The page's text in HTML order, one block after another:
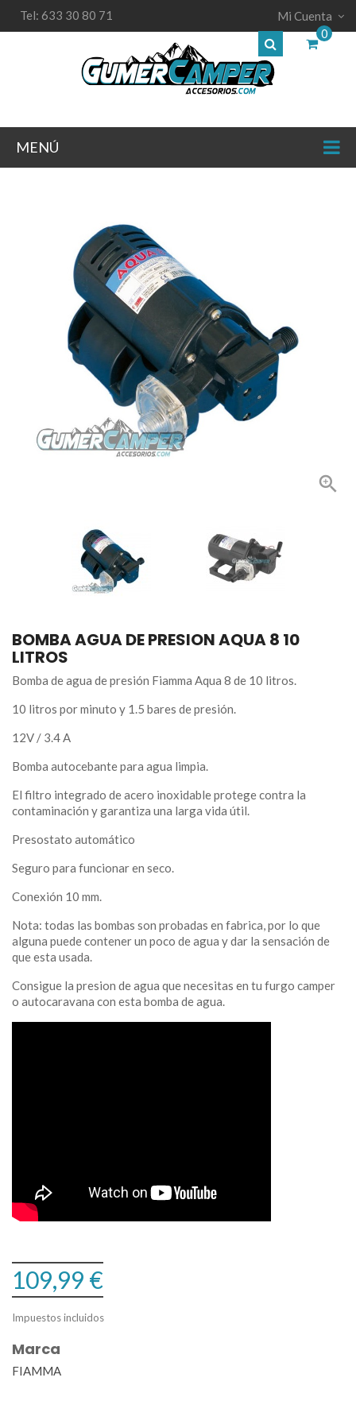
Tel: 633 30 80 71
Mi Cuenta
0
MENÚ

BOMBA AGUA DE PRESION AQUA 8 10
LITROS
Bomba de agua de presión Fiamma Aqua 8 de 10 litros.
10 litros por minuto y 1.5 bares de presión.
12V / 3.4 A
Bomba autocebante para agua limpia.
El filtro integrado de acero inoxidable protege contra la
contaminación y garantiza una larga vida útil.
Presostato automático
Seguro para funcionar en seco.
Conexión 10 mm.
Nota: todas las bombas son probadas en fabrica, por lo que
alguna puede contener un poco de agua y dar la sensación de
que esta usada.
Consigue la presion de agua que necesitas en tu furgo camper
o autocaravana con esta bomba de agua.
109,99 €
Impuestos incluidos
Marca
FIAMMA